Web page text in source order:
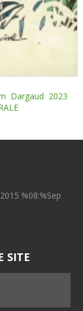
Dargaud 2023
%08:%Sep
SITE